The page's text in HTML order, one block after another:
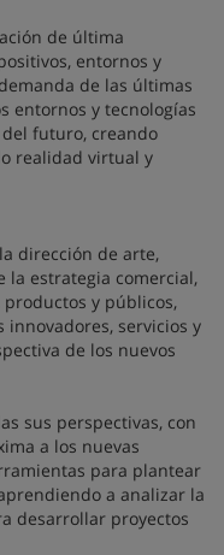
de última
entornos y
de las últimas
entornos y tecnologías
futuro, creando
realidad virtual y
dirección de arte,
la estrategia comercial,
y públicos,
innovadores, servicios y
de los nuevos
sus perspectivas, con
a los nuevas
para plantear
a analizar la
desarrollar proyectos